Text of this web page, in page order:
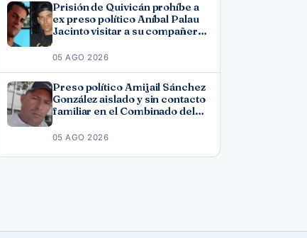
Prisión de Quivicán prohíbe a
ex preso político Aníbal Palau
Jacinto visitar a su compañero
Fonseca
05 AGO 2026
Preso político Amijail Sánchez
González aislado y sin contacto
familiar en el Combinado del
05 AGO 2026